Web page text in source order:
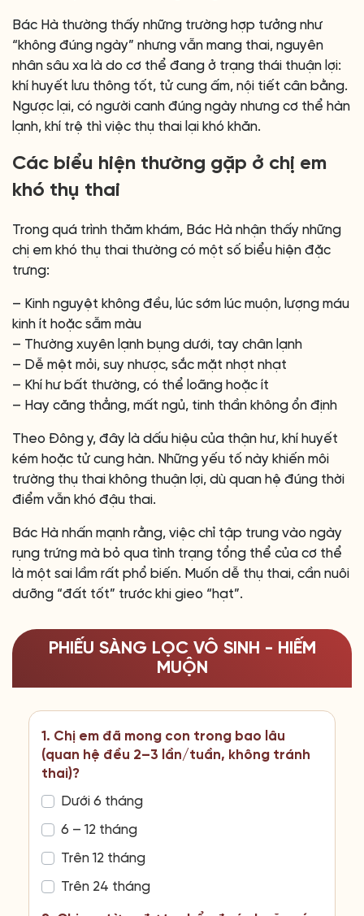
Bác Hà thường thấy những trường hợp tưởng như
“không đúng ngày” nhưng vẫn mang thai, nguyên
nhân sâu xa là do cơ thể đang ở trạng thái thuận lợi:
khí huyết lưu thông tốt, tử cung ấm, nội tiết cân bằng.
Ngược lại, có người canh đúng ngày nhưng cơ thể hàn
lạnh, khí trệ thì việc thụ thai lại khó khăn.
Các biểu hiện thường gặp ở chị em
khó thụ thai
Trong quá trình thăm khám, Bác Hà nhận thấy những
chị em khó thụ thai thường có một số biểu hiện đặc
trưng:
– Kinh nguyệt không đều, lúc sớm lúc muộn, lượng máu
kinh ít hoặc sẫm màu
– Thường xuyên lạnh bụng dưới, tay chân lạnh
– Dễ mệt mỏi, suy nhược, sắc mặt nhợt nhạt
– Khí hư bất thường, có thể loãng hoặc ít
– Hay căng thẳng, mất ngủ, tinh thần không ổn định
Theo Đông y, đây là dấu hiệu của thận hư, khí huyết
kém hoặc tử cung hàn. Những yếu tố này khiến môi
trường thụ thai không thuận lợi, dù quan hệ đúng thời
điểm vẫn khó đậu thai.
Bác Hà nhấn mạnh rằng, việc chỉ tập trung vào ngày
rụng trứng mà bỏ qua tình trạng tổng thể của cơ thể
là một sai lầm rất phổ biến. Muốn dễ thụ thai, cần nuôi
dưỡng “đất tốt” trước khi gieo “hạt”.
PHIẾU SÀNG LỌC VÔ SINH - HIẾM
MUỘN
1. Chị em đã mong con trong bao lâu
(quan hệ đều 2–3 lần/tuần, không tránh
thai)?
Dưới 6 tháng
6 – 12 tháng
Trên 12 tháng
Trên 24 tháng